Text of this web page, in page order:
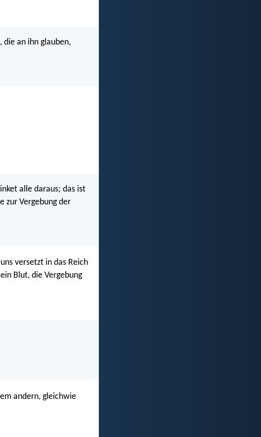
die an ihn glauben,
alle daraus; das ist
zur Vergebung der
versetzt in das Reich
Blut, die Vergebung
andern, gleichwie